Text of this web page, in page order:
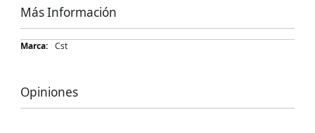
Más Información
Más
Cst
Opiniones